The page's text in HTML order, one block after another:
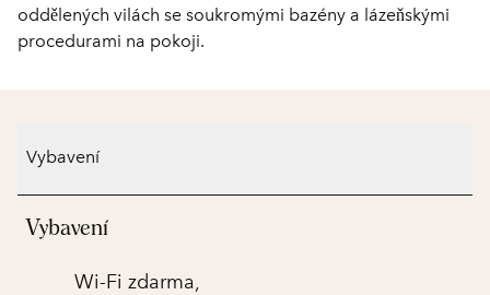
oddělených vilách se soukromými bazény a lázeňskými
procedurami na pokoji.
Vybavení
Vybavení
Wi-Fi zdarma,